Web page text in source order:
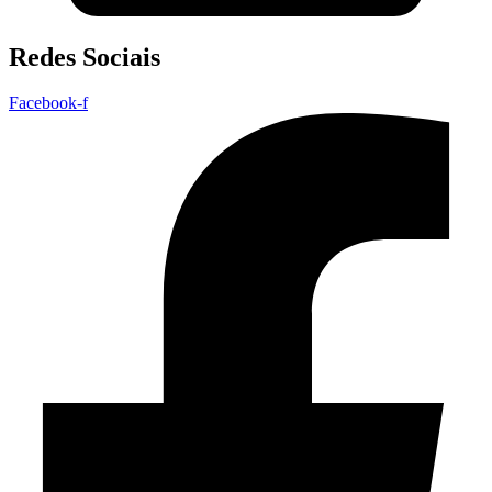
Redes Sociais
Facebook-f